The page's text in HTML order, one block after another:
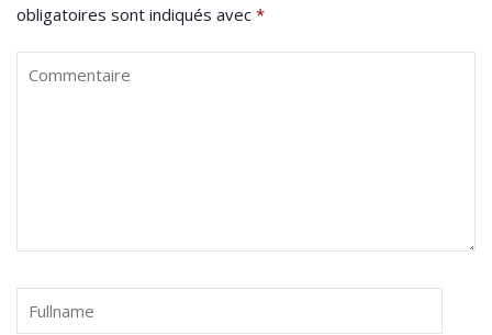
obligatoires sont indiqués avec *